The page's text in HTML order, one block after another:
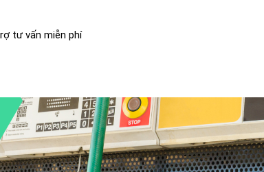
tư vấn miễn phí